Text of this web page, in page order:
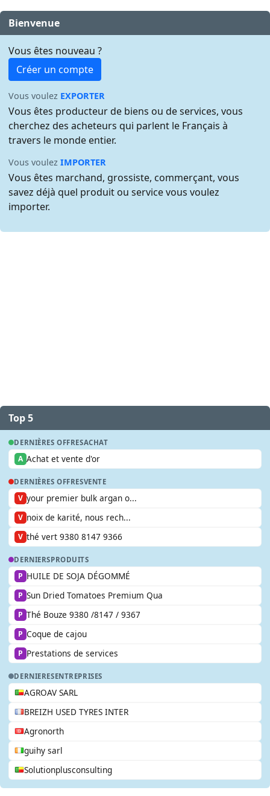
Bienvenue
Vous êtes nouveau ?
Créer un compte
Vous voulez EXPORTER
Vous êtes producteur de biens ou de services, vous
cherchez des acheteurs qui parlent le Français à
travers le monde entier.
Vous voulezIMPORTER
Vous êtes marchand, grossiste, commerçant, vous
savez déjà quel produit ou service vous voulez
importer.
Top 5
DERNIÈRES OFFRESACHAT
A Achat et vente d'or
DERNIÈRES OFFRESVENTE
V your premier bulk argan o...
V noix de karité, nous rech...
V thé vert 9380 8147 9366
DERNIERSPRODUITS
P HUILE DE SOJA DÉGOMMÉ
P Sun Dried Tomatoes Premium Qua
P Thé Bouze 9380 /8147 / 9367
P Coque de cajou
P Prestations de services
DERNIERESENTREPRISES
AGROAV SARL
BREIZH USED TYRES INTER
Agronorth
guihy sarl
Solutionplusconsulting